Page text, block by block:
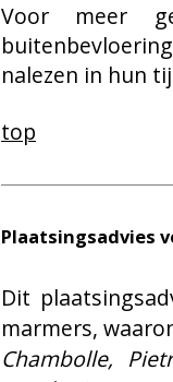
Voor meer
nalezen in hun
top
Plaatsingsadvies
Dit
marmers,
Chambolle,